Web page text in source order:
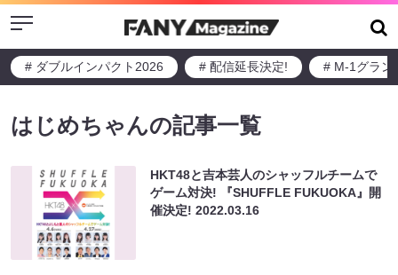
Menu
# ダブルインパクト2026 # 配信延長決定! # M-1グラン
はじめちゃんの記事一覧
HKT48と吉本芸人のシャッフルチームで
ゲーム対決! 『SHUFFLE FUKUOKA』開
催決定!2022.03.16